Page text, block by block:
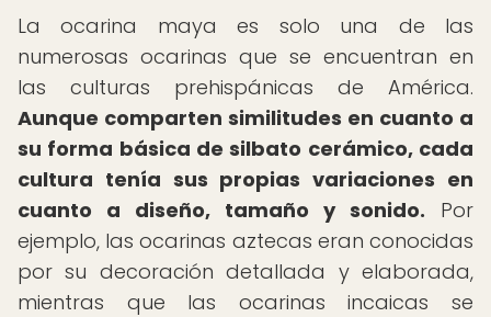
La ocarina maya es solo una de las
numerosas ocarinas que se encuentran en
las culturas prehispánicas de América.
Aunque comparten similitudes en cuanto a
su forma básica de silbato cerámico, cada
cultura tenía sus propias variaciones en
cuanto a diseño, tamaño y sonido. Por
ejemplo, las ocarinas aztecas eran conocidas
por su decoración detallada y elaborada,
mientras que las ocarinas incaicas se